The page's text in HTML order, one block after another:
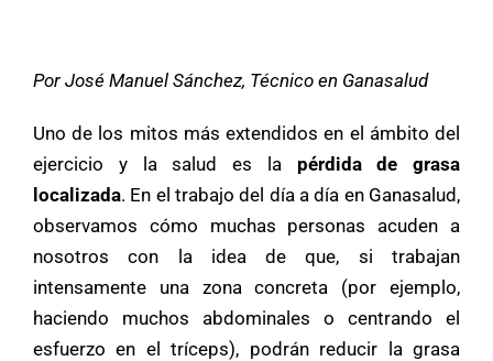
Larger
Por José Manuel Sánchez, Técnico en Ganasalud
Uno de los mitos más extendidos en el ámbito del
ejercicio y la salud es la pérdida de grasa
localizada. En el trabajo del día a día en Ganasalud,
observamos cómo muchas personas acuden a
nosotros con la idea de que, si trabajan
intensamente una zona concreta (por ejemplo,
haciendo muchos abdominales o centrando el
esfuerzo en el tríceps), podrán reducir la grasa